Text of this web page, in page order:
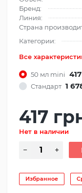
Бренд:
Линия:
Страна
Категории:
Все
50 мл mini
Стандарт 1
417
Нет в наличии
Избранное